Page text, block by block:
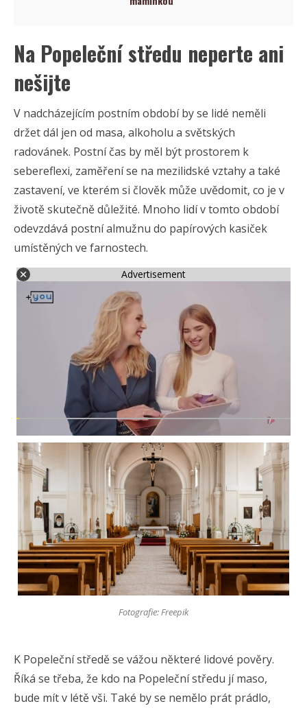
Na Popeleční středu neperte ani
nešijte
V nadcházejícím postním období by se lidé neměli
držet dál jen od masa, alkoholu a světských
radovánek. Postní čas by měl být prostorem k
sebereflexi, zaměření se na mezilidské vztahy a také
zastavení, ve kterém si člověk může uvědomit, co je v
životě skutečně důležité. Mnoho lidí v tomto období
odevzdává postní almužnu do papírových kasiček
umístěných ve farnostech.
Advertisement
Fotografie: Freepik
K Popeleční středě se vážou některé lidové pověry.
Říká se třeba, že kdo na Popeleční středu jí maso,
bude mít v létě vši. Také by se nemělo prát prádlo,